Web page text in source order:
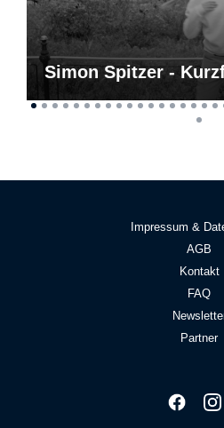
Simon Spitzer -
Impressum &
AGB
Kontakt
FAQ
Partner